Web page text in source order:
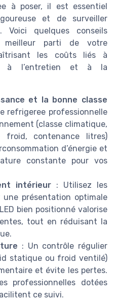
à poser, il est essentiel
et de surveiller
Voici quelques conseils
parti de votre
les coûts liés à
à l’entretien et à la
et la bonne classe
refrigeree professionnelle
(classe climatique,
froid, contenance litres)
d’énergie et
constante pour vos
intérieur : Utilisez les
présentation optimale
bien positionné valorise
tout en réduisant la
: Un contrôle régulier
statique ou froid ventilé)
et évite les pertes.
professionnelles dotées
ce suivi.